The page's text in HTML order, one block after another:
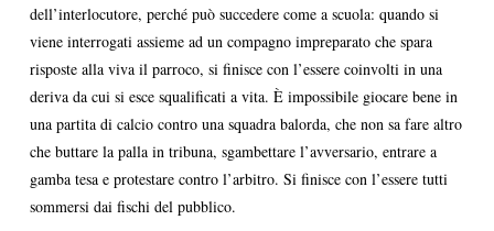
dell’interlocutore, perché può succedere come a scuola: quando si
viene interrogati assieme ad un compagno impreparato che spara
risposte alla viva il parroco, si finisce con l’essere coinvolti in una
deriva da cui si esce squalificati a vita. È impossibile giocare bene in
una partita di calcio contro una squadra balorda, che non sa fare altro
che buttare la palla in tribuna, sgambettare l’avversario, entrare a
gamba tesa e protestare contro l’arbitro. Si finisce con l’essere tutti
sommersi dai fischi del pubblico.